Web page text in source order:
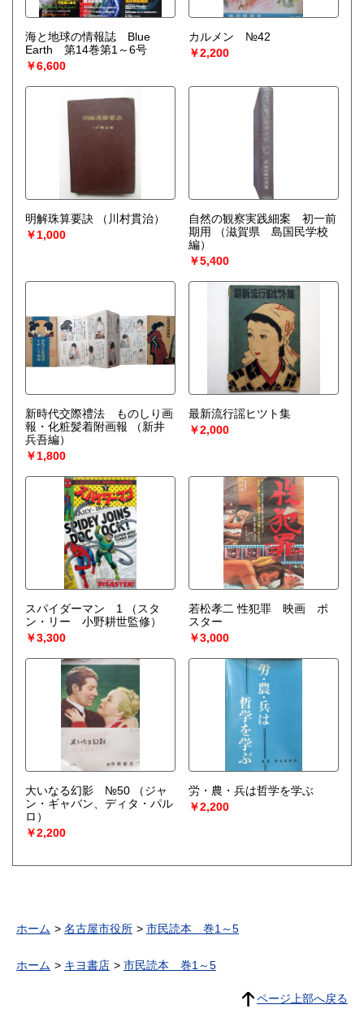
海と地球の情報誌 Blue
Earth 第14巻第1～6号
￥6,600
カルメン №42
￥2,200
明解珠算要訣
（川村貫治）
￥1,000
自然の観察実践細案 初一前
期用
（滋賀県 島国民学校
編）
￥5,400
新時代交際禮法 ものしり画
報・化粧髪着附画報
（新井
兵吾編）
￥1,800
最新流行謡ヒツト集
￥2,000
スパイダーマン 1
（スタ
ン・リー 小野耕世監修）
￥3,300
若松孝二 性犯罪 映画 ポ
スター
￥3,000
大いなる幻影 №50
（ジャ
ン・ギャバン、ディタ・パル
ロ）
￥2,200
労・農・兵は哲学を学ぶ
￥2,200
ホーム 名古屋市役所 市民読本 巻1～5
ホーム キヨ書店 市民読本 巻1～5
ページ上部へ戻る